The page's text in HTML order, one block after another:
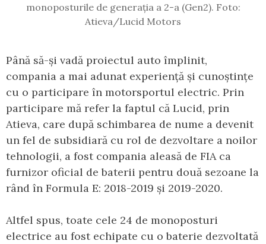
monoposturile de generația a 2-a (Gen2). Foto:
Atieva/Lucid Motors
Până să-și vadă proiectul auto împlinit,
compania a mai adunat experiență și cunoștințe
cu o participare în motorsportul electric. Prin
participare mă refer la faptul că Lucid, prin
Atieva, care după schimbarea de nume a devenit
un fel de subsidiară cu rol de dezvoltare a noilor
tehnologii, a fost compania aleasă de FIA ca
furnizor oficial de baterii pentru două sezoane la
rând în Formula E: 2018-2019 și 2019-2020.
Altfel spus, toate cele 24 de monoposturi
electrice au fost echipate cu o baterie dezvoltată